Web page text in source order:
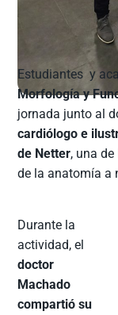
Estudiantes y
Morfología y
jornada junto al
cardiólogo e
de Netter, una
de la anatomía a
Durante la
actividad, el
doctor
Machado
compartió su